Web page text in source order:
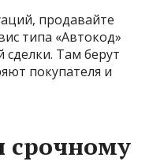
продавайте
типа «Автокод»
сделки. Там берут
покупателя и
срочному